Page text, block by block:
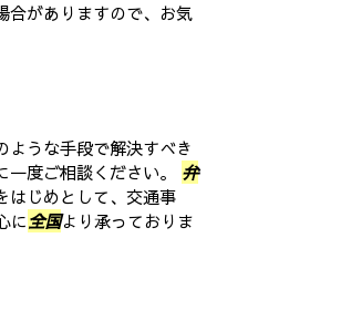
合がありますので、お気
ような手段で解決すべき
一度ご相談ください。 弁
はじめとして、交通事
に全国より承っておりま